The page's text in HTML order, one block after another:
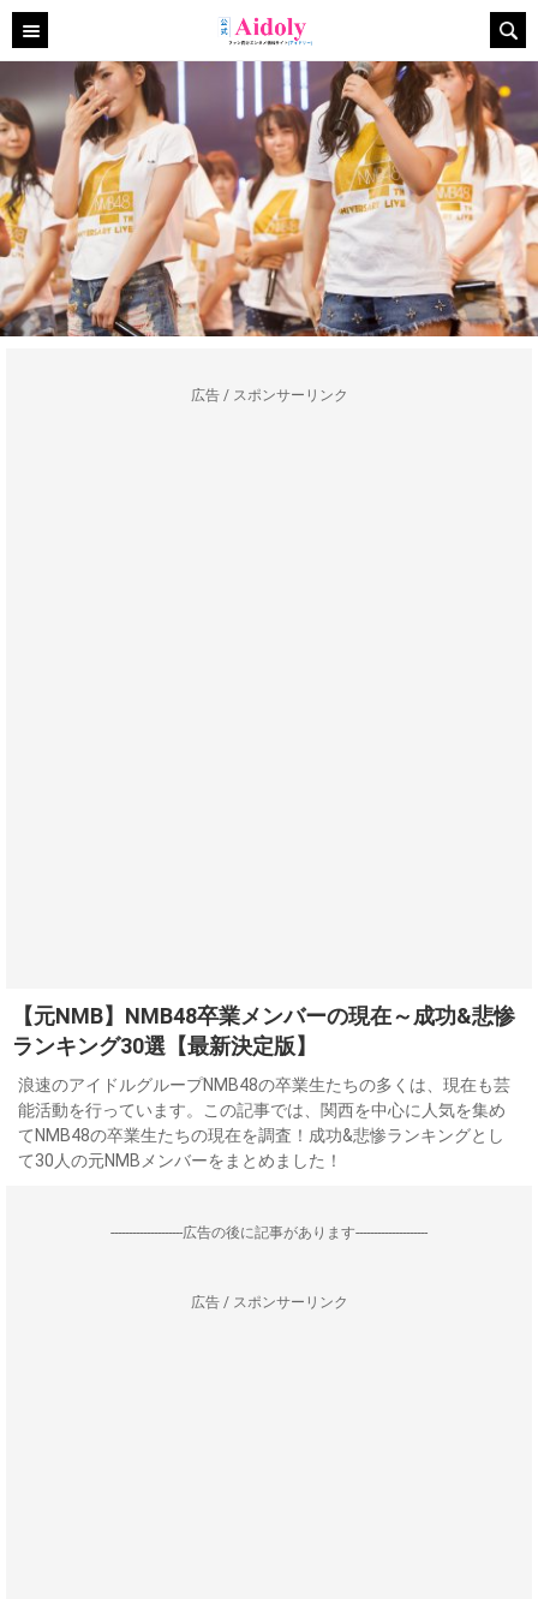
広告 / スポンサーリンク
【元NMB】NMB48卒業メンバーの現在～成功&悲惨
ランキング30選【最新決定版】
浪速のアイドルグループNMB48の卒業生たちの多くは、現在も芸
能活動を行っています。この記事では、関西を中心に人気を集め
てNMB48の卒業生たちの現在を調査！成功&悲惨ランキングとし
て30人の元NMBメンバーをまとめました！
--------------------広告の後に記事があります--------------------
広告 / スポンサーリンク